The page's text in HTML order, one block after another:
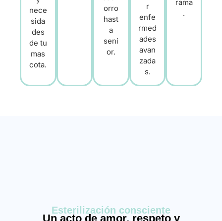
nece
sida
des
de tu
mas
cota.
orro
hast
a
seni
or.
r
enfe
rmed
ades
avan
zada
s.
rama
.
Esterilización consciente
Un acto de amor, respeto y